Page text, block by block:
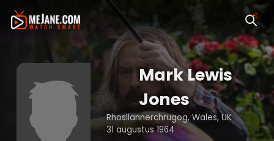
Mark Lewis
Jones
Rhosllannerchrugog, Wales, UK
31 augustus 1964